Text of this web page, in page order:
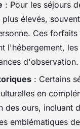
: Pour les séjours
élevés,
Ces forfaits
l'hébergement,
d'observation.
: Certains
en
des ours, incluant
emblématiques